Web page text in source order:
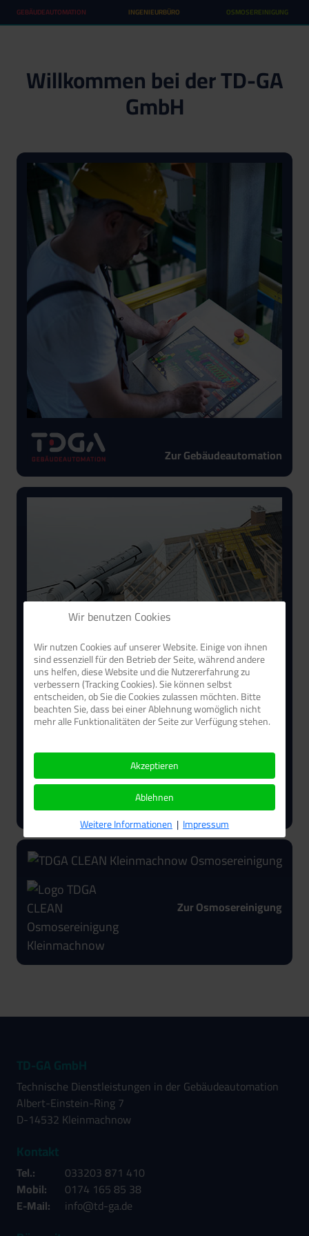
GEBÄUDEAUTOMATION INGENIEURBÜRO OSMOSEREINIGUNG
Willkommen bei der TD-GA
GmbH
Zur Gebäudeautomation
Zum Ingenieurbüro
Zur Osmosereinigung
TD-GA GmbH
Technische Dienstleistungen in der Gebäudeautomation
Albert-Einstein-Ring 7
D-14532 Kleinmachnow
Kontakt
Tel.:
033203 871 410
Mobil:
0174 165 85 38
E-Mail:
info@td-ga.de
Wir benutzen Cookies
Wir nutzen Cookies auf unserer Website. Einige von ihnen
sind essenziell für den Betrieb der Seite, während andere
uns helfen, diese Website und die Nutzererfahrung zu
verbessern (Tracking Cookies). Sie können selbst
entscheiden, ob Sie die Cookies zulassen möchten. Bitte
beachten Sie, dass bei einer Ablehnung womöglich nicht
mehr alle Funktionalitäten der Seite zur Verfügung stehen.
Akzeptieren
Ablehnen
Weitere Informationen | Impressum